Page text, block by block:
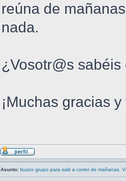
reúna de
nada.
¿Vosotr@s
¡Muchas gracias
Asunto: busco grupo para salir a correr de mañanas.